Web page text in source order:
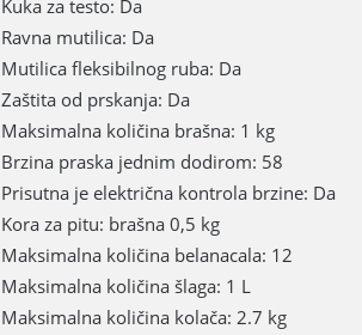
Kuka za testo: Da
Ravna mutilica: Da
Mutilica fleksibilnog ruba: Da
Zaštita od prskanja: Da
Maksimalna količina brašna: 1 kg
Brzina praska jednim dodirom: 58
Prisutna je električna kontrola brzine: Da
Kora za pitu: brašna 0,5 kg
Maksimalna količina belanacala: 12
Maksimalna količina šlaga: 1 L
Maksimalna količina kolača: 2.7 kg